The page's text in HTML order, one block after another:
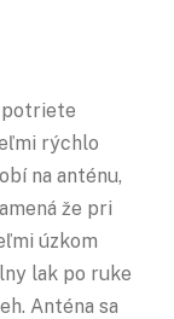
potriete
rýchlo
na anténu,
že pri
úzkom
lak po ruke
Anténa sa